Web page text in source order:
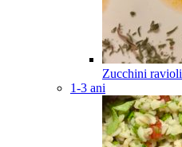
Zucchini ravioli
1-3 ani